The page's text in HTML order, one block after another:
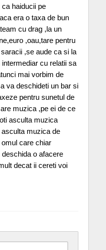
haiducii pe
era o taxa de bun
cu drag ,la un
,oau,tare pentru
,se aude ca si la
cu relatii sa
mai vorbim de
va deschideti un bar si
pentru sunetul de
muzica ,pe ei de ce
asculta muzica
muzica de
care chiar
o afacere
decat ii cereti voi